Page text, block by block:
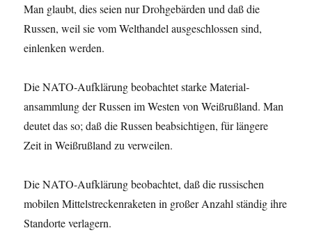
Man glaubt, dies seien nur Drohgebärden und daß die
Russen, weil sie vom Welthandel ausgeschlossen sind,
einlenken werden.
Die NATO-Aufklärung beobachtet starke Material­
ansammlung der Russen im Westen von Weißrußland. Man
deutet das so; daß die Russen beabsichtigen, für längere
Zeit in Weißrußland zu verweilen.
Die NATO-Aufklärung beobachtet, daß die russischen
mobilen Mittelstreckenraketen in großer Anzahl ständig ihre
Standorte verlagern.